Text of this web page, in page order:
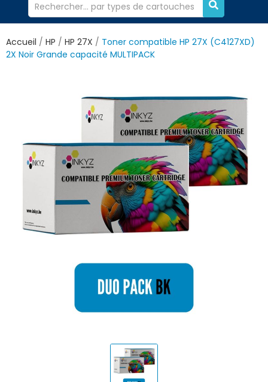
Accueil HP HP 27X
Toner compatible HP 27X (C4127XD)
2X Noir Grande capacité MULTIPACK